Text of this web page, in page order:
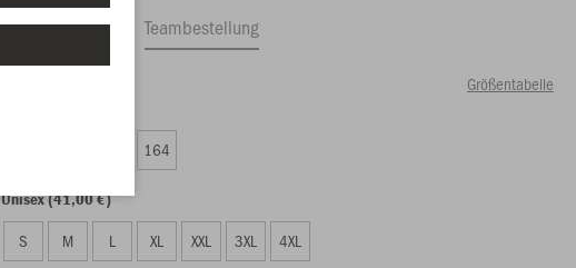
Einzelauftrag Teambestellung
Größentabelle
164
Unisex (41,00 €)
S M L XL XXL 3XL 4XL